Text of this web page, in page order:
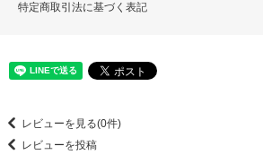
特定商取引法に基づく表記
レビューを見る(0件)
レビューを投稿